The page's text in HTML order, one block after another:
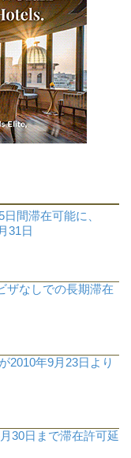
間滞在可能に、
31日
ザなしでの長期滞在
2010年9月23日より
30日まで滞在許可延